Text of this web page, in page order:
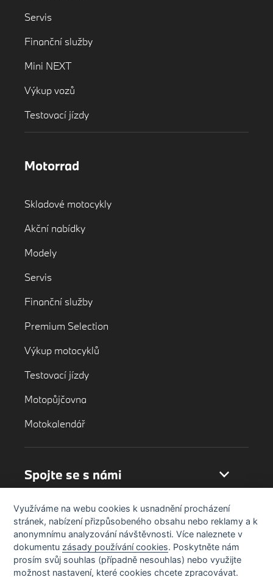
Servis
Finanční služby
Mini NEXT
Výkup vozů
Testovací jízdy
Motorrad
Skladové motocykly
Akční nabídky
Modely
Servis
Finanční služby
Premium Selection
Výkup motocyklů
Testovací jízdy
Motopůjčovna
Motokalendář
Spojte se s námi
Využíváme na webu cookies k usnadnění procházení
stránek, nabízení přizpůsobeného obsahu nebo reklamy a k
anonymnímu analyzování návštěvnosti. Více naleznete v
dokumentu zásady používání cookies. Poskytněte nám
prosím svůj souhlas (případně nesouhlas) nebo využijte
možnost nastavení, které cookies chcete zpracovávat.